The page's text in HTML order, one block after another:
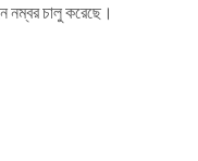
নম্বর চালু করেছে।